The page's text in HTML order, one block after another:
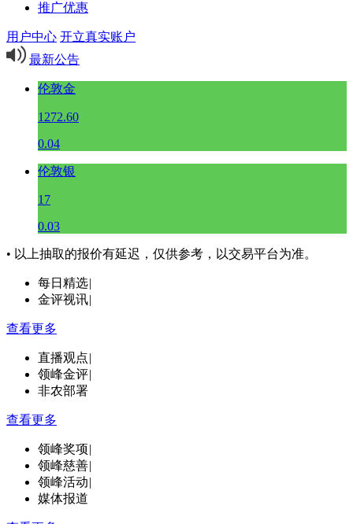
推广优惠
用户中心 开立真实账户
最新公告
伦敦金
1272.60
0.04
伦敦银
17
0.03
• 以上抽取的报价有延迟，仅供参考，以交易平台为准。
每日精选|
金评视讯|
查看更多
直播观点|
领峰金评|
非农部署
查看更多
领峰奖项|
领峰慈善|
领峰活动|
媒体报道